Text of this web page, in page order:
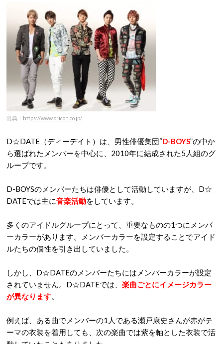
出典： https://www.oricon.co.jp/
D☆DATE（ディーデイト）は、男性俳優集団“D-BOYS”の中か
ら選ばれたメンバーを中心に、2010年に結成された5人組のグ
ループです。
D-BOYSのメンバーたちは俳優として活動していますが、D☆
DATEでは主に音楽活動をしています。
多くのアイドルグループにとって、重要なものの1つにメンバ
ーカラーがあります。メンバーカラーを設定することでアイド
ルたちの個性を引き出していました。
しかし、D☆DATEのメンバーたちにはメンバーカラーが設定
されていません。D☆DATEでは、 楽曲ごとにイメージカラー
が異なります。
例えば、ある曲でメンバーの1人である瀬戸康史さんが赤がテ
ーマの衣装を着用しても、次の楽曲では紫を軸とした衣装で活